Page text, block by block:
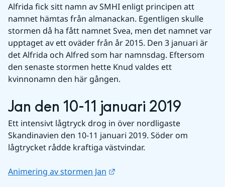
Alfrida fick sitt namn av SMHI enligt principen att
namnet hämtas från almanackan. Egentligen skulle
stormen då ha fått namnet Svea, men det namnet var
upptaget av ett oväder från år 2015. Den 3 januari är
det Alfrida och Alfred som har namnsdag. Eftersom
den senaste stormen hette Knud valdes ett
kvinnonamn den här gången.
Jan den 10-11 januari 2019
Ett intensivt lågtryck drog in över nordligaste
Skandinavien den 10-11 januari 2019. Söder om
lågtrycket rådde kraftiga västvindar.
Animering av stormen Jan